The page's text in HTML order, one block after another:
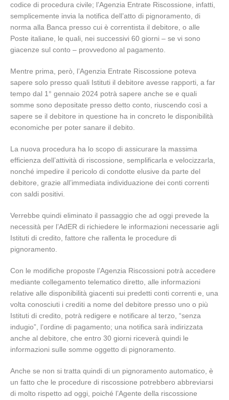
codice di procedura civile; l’Agenzia Entrate Riscossione, infatti,
semplicemente invia la notifica dell’atto di pignoramento, di
norma alla Banca presso cui è correntista il debitore, o alle
Poste italiane, le quali, nei successivi 60 giorni – se vi sono
giacenze sul conto – provvedono al pagamento.
Mentre prima, però, l’Agenzia Entrate Riscossione poteva
sapere solo presso quali Istituti il debitore avesse rapporti, a far
tempo dal 1° gennaio 2024 potrà sapere anche se e quali
somme sono depositate presso detto conto, riuscendo così a
sapere se il debitore in questione ha in concreto le disponibilità
economiche per poter sanare il debito.
La nuova procedura ha lo scopo di assicurare la massima
efficienza dell’attività di riscossione, semplificarla e velocizzarla,
nonché impedire il pericolo di condotte elusive da parte del
debitore, grazie all’immediata individuazione dei conti correnti
con saldi positivi.
Verrebbe quindi eliminato il passaggio che ad oggi prevede la
necessità per l’AdER di richiedere le informazioni necessarie agli
Istituti di credito, fattore che rallenta le procedure di
pignoramento.
Con le modifiche proposte l’Agenzia Riscossioni potrà accedere
mediante collegamento telematico diretto, alle informazioni
relative alle disponibilità giacenti sui predetti conti correnti e, una
volta conosciuti i crediti a nome del debitore presso uno o più
Istituti di credito, potrà redigere e notificare al terzo, “senza
indugio”, l’ordine di pagamento; una notifica sarà indirizzata
anche al debitore, che entro 30 giorni riceverà quindi le
informazioni sulle somme oggetto di pignoramento.
Anche se non si tratta quindi di un pignoramento automatico, è
un fatto che le procedure di riscossione potrebbero abbreviarsi
di molto rispetto ad oggi, poiché l’Agente della riscossione